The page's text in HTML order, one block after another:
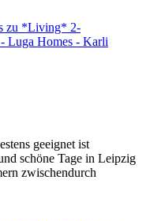
zu *Living* 2-
Luga Homes - Karli
geeignet ist
schöne Tage in Leipzig
zwischendurch